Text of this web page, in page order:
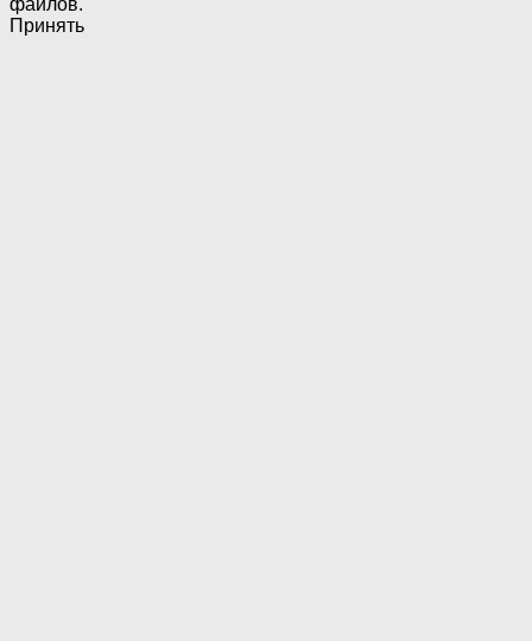
файлов.
Принять